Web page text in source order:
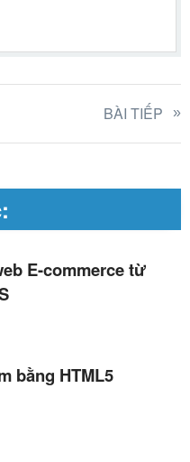
BÀI TIẾP
E-commerce từ
bằng HTML5